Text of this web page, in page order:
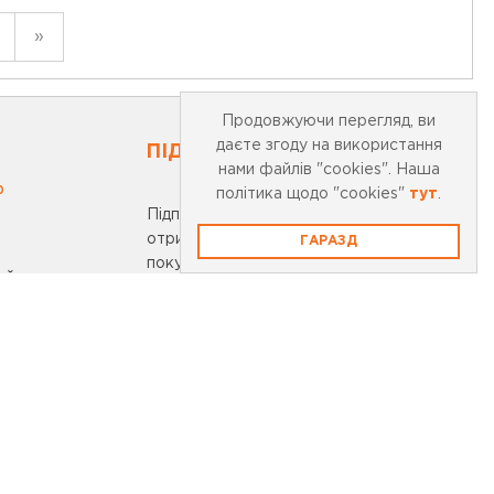
»
ПІДПИСАТИСЬ НА НОВИНИ
Підпишіться на нашу розсилку та
отримайте 10% знижки на першу
покупку
Продовжуючи перегляд, ви
даєте згоду на використання
нами файлів "cookies". Наша
політика щодо "cookies" тут
ГАРАЗД